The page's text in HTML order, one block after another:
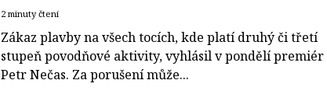
2 minuty čtení
Zákaz plavby na všech tocích, kde platí druhý či třetí
stupeň povodňové aktivity, vyhlásil v pondělí premiér
Petr Nečas. Za porušení může...